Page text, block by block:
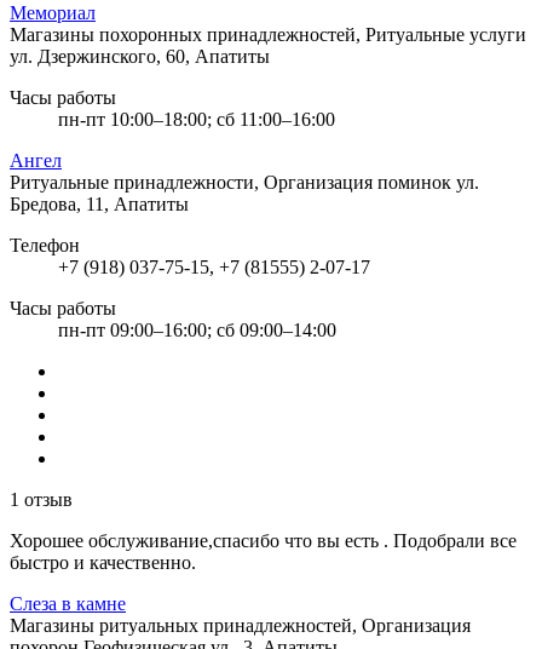
Мемориал
Магазины похоронных принадлежностей, Ритуальные услуги
ул. Дзержинского, 60, Апатиты
Часы работы
пн-пт 10:00–18:00; сб 11:00–16:00
Ангел
Ритуальные принадлежности, Организация поминок ул.
Бредова, 11, Апатиты
Телефон
+7 (918) 037-75-15, +7 (81555) 2-07-17
Часы работы
пн-пт 09:00–16:00; сб 09:00–14:00
1 отзыв
Хорошее обслуживание,спасибо что вы есть . Подобрали все
быстро и качественно.
Слеза в камне
Магазины ритуальных принадлежностей, Организация